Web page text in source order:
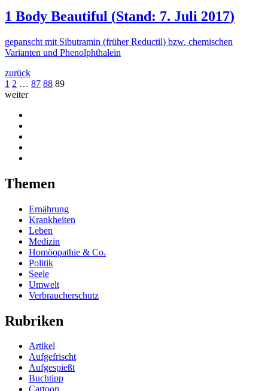
1 Body Beautiful (Stand: 7. Juli 2017)
gepanscht mit Sibutramin (früher Reductil) bzw. chemischen
Varianten und Phenolphthalein
zurück
1 2 … 87 88 89
weiter
Themen
Ernährung
Krankheiten
Leben
Medizin
Homöopathie & Co.
Politik
Seele
Umwelt
Verbraucherschutz
Rubriken
Artikel
Aufgefrischt
Aufgespießt
Buchtipp